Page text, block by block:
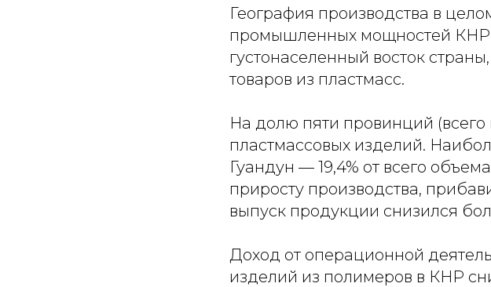
География производства в
промышленных мощностей КНР
густонаселенный восток
товаров из пластмасс.
На долю пяти провинций (всего
пластмассовых изделий.
Гуандун — 19,4% от всего
приросту производства,
выпуск продукции снизился
Доход от операционной
изделий из полимеров в КНР